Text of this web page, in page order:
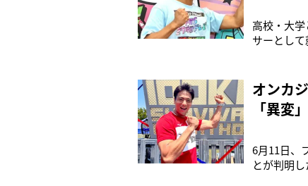
高校・大
サーとし
した》11
は、5月下
オンカ
「異変」
6月11日、
とが判明